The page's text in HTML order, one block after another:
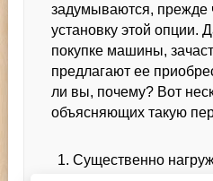
задумываются, прежде
установку этой опции.
покупке машины,
предлагают ее
ли вы, почему? Вот
объясняющих такую
Существенно